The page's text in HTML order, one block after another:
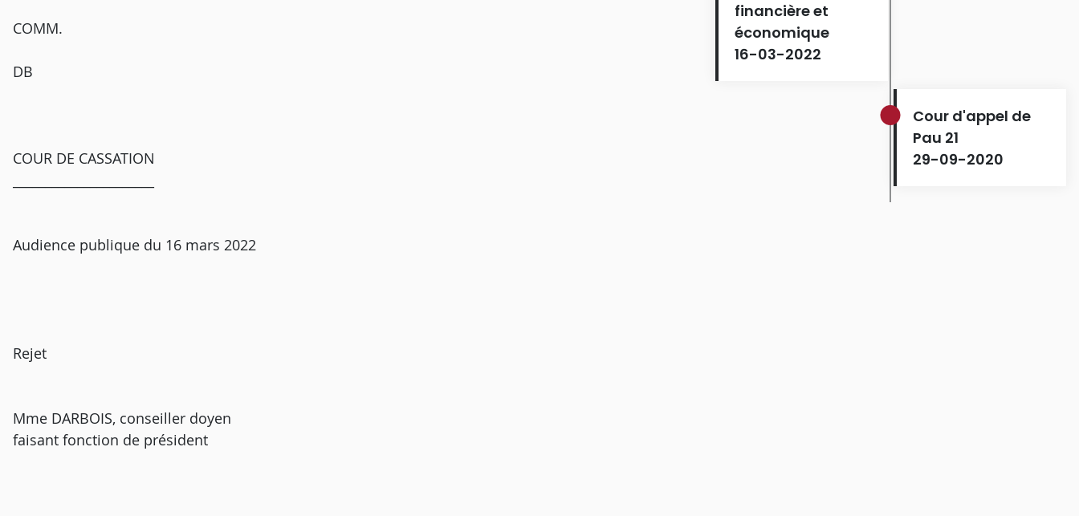
COMM.
DB
COUR DE CASSATION
Audience publique du 16 mars 2022
Rejet
Mme DARBOIS, conseiller doyen
faisant fonction de président
financière et
économique
16-03-2022
Cour d'appel de
Pau 21
29-09-2020